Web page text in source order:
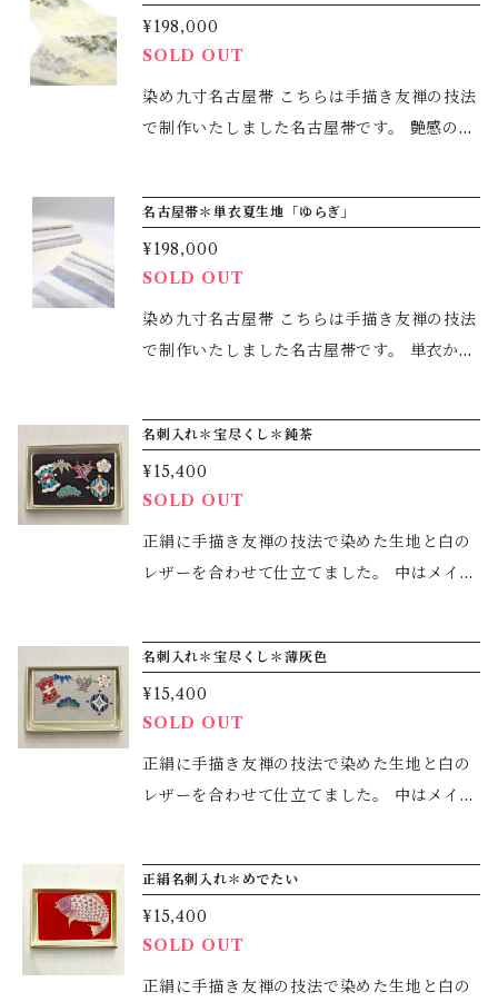
入れしていただけます。
外３シーズンお使いいただけます。 またコン
パクトに収納でき、シワもつきにくいため、
持ち運びにも適しています。 冷房除けや 生
地の左右で大きく染め分けをしているので、
了承下さいませ。 ＊ご家庭での手洗いでお手
入れしていただけます。
¥198,000
SOLD OUT
染め九寸名古屋帯 こちらは手描き友禅の技法
で制作いたしました名古屋帯です。 艶感のあ
ーフは、野原のキイチゴを描きました。 背景
を３色使い分けてぼかしを入れ、その中にポ
ツポツとキイチゴが実を覗かせるようなイメ
ージです。 ちょうど春先の光の存在のよう
な、優しくて元気になれたら。 身につけたと
黄色、グレー、青味のぼかしを入れています
ので、 お着物とのコーディネートも幅広くお
使いいただけると思います。 寸法 幅 36,2
cm 総丈 515cm 絹100% ＊価格は本体価格
のみで、お仕立ては含まれません。お仕立て
名古屋帯＊単衣夏生地「ゆらぎ」
¥198,000
SOLD OUT
染め九寸名古屋帯 こちらは手描き友禅の技法
で制作いたしました名古屋帯です。 単衣から
る今、長くお使いいただける生地となってい
ます。 モチーフは、波のゆらぎを描きまし
た。 波の揺らぎを見ているだけで、ふっと落
ち着く気分になれたり、 遠く先の地域に想い
を馳せたり。 具体的な波というよりも心象風
な荒さも含めて 抽象的なものを描きました。
色味もモノトーンをベースに藍味の蒼の濃淡
のみを使用しておりますので 涼しげにそして
小物などで世界観を遊ぶことができると思い
ます。 寸法 幅 36cm 総丈 520cm 夏単
方は別途お申し受けます。
名刺入れ＊宝尽くし＊鈍茶
¥15,400
SOLD OUT
正絹に手描き友禅の技法で染めた生地と白の
レザーを合わせて仕立てました。 中はメイン
とても使いやすくなっています。 サイズ：11.
5×7.5cm (ふたを閉じた状態) 柄は、おめでた
いものを合わせた宝尽くしと松竹梅です。 こ
の名刺入れからご縁が始まることを願って描
きました。 プレゼントなどにもいかがでしょ
名刺入れ＊宝尽くし＊薄灰色
¥15,400
SOLD OUT
正絹に手描き友禅の技法で染めた生地と白の
レザーを合わせて仕立てました。 中はメイン
とても使いやすくなっています。 サイズ：11.
5×7.5cm (ふたを閉じた状態) 柄は、おめでた
いものを合わせた宝尽くしと松竹梅です。 こ
の名刺入れからご縁が始まることを願って描
正絹名刺入れ＊めでたい
¥15,400
SOLD OUT
正絹に手描き友禅の技法で染めた生地と白の